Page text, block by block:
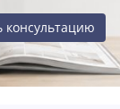
консультацию